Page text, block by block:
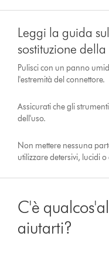
Leggi la guida
sostituzione
Pulisci con un panno
l'estremità del connettore.
Assicurati che gli
dell'uso.
Non mettere nessuna
utilizzare detersivi, lucidi
C'è
aiutarti?